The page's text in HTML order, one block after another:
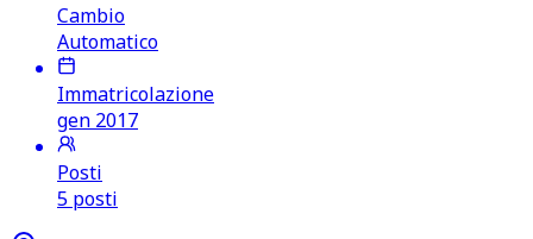
Cambio
Automatico
Immatricolazione
gen 2017
Posti
5 posti